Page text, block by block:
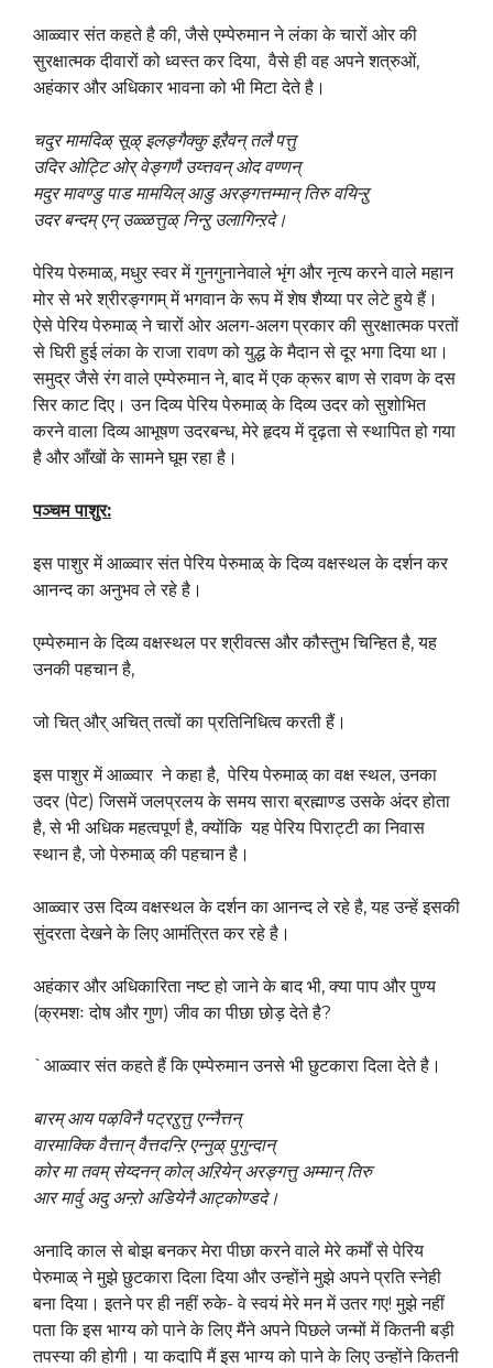
आळ्वार संत कहते है की, जैसे एम्पेरुमान ने लंका के चारों ओर की
सुरक्षात्मक दीवारों को ध्वस्त कर दिया, वैसे ही वह अपने शत्रुओं,
अहंकार और अधिकार भावना को भी मिटा देते है।
चदुर मामदिळ् सूऴ् इलङ्गैक्कु इऱैवन् तलै पत्तु
उदिर ओट्टि ओर् वेङ्गणै उय्त्तवन् ओद वण्णन्
मदुर मावण्डु पाड मामयिल् आडु अरङ्गत्तम्मान् तिरु वयिऱ्ऱु
उदर बन्दम् एन् उळ्ळत्तुळ् निन्ऱु उलागिन्ऱदे।
पेरिय पेरुमाळ्, मधुर स्वर में गुनगुनानेवाले भृंग और नृत्य करने वाले महान
मोर से भरे श्रीरङ्गगम् में भगवान के रूप में शेष शैय्या पर लेटे हुये हैं।
ऐसे पेरिय पेरुमाळ् ने चारों ओर अलग-अलग प्रकार की सुरक्षात्मक परतों
से घिरी हुई लंका के राजा रावण को युद्ध के मैदान से दूर भगा दिया था।
समुद्र जैसे रंग वाले एम्पेरुमान ने, बाद में एक क्रूर बाण से रावण के दस
सिर काट दिए। उन दिव्य पेरिय पेरुमाळ् के दिव्य उदर को सुशोभित
करने वाला दिव्य आभूषण उदरबन्ध, मेरे हृदय में दृढ़ता से स्थापित हो गया
है और आँखों के सामने घूम रहा है।
पञ्चम पाशुर:
इस पाशुर में आळ्वार संत पेरिय पेरुमाळ् के दिव्य वक्षस्थल के दर्शन कर
आनन्द का अनुभव ले रहे है।
एम्पेरुमान के दिव्य वक्षस्थल पर श्रीवत्स और कौस्तुभ चिन्हित है, यह
उनकी पहचान है,
जो चित् और् अचित् तत्वों का प्रतिनिधित्व करती हैं।
इस पाशुर में आळ्वार ने कहा है, पेरिय पेरुमाळ् का वक्ष स्थल, उनका
उदर (पेट) जिसमें जलप्रलय के समय सारा ब्रह्माण्ड उसके अंदर होता
है, से भी अधिक महत्वपूर्ण है, क्योंकि यह पेरिय पिराट्टी का निवास
स्थान है, जो पेरुमाळ् की पहचान है।
आळ्वार उस दिव्य वक्षस्थल के दर्शन का आनन्द ले रहे है, यह उन्हें इसकी
सुंदरता देखने के लिए आमंत्रित कर रहे है।
अहंकार और अधिकारिता नष्ट हो जाने के बाद भी, क्या पाप और पुण्य
(क्रमशः दोष और गुण) जीव का पीछा छोड़ देते है?
`आळ्वार संत कहते हैं कि एम्पेरुमान उनसे भी छुटकारा दिला देते है।
बारम् आय पऴविनै पट्रऱुत्तु एन्नैत्तन्
वारमाक्कि वैत्तान् वैत्तदन्ऱि एन्नुळ् पुगुन्दान्
कोर मा तवम् सेय्दनन् कोल् अऱियेन् अरङ्गत्तु अम्मान् तिरु
आर मार्वु अदु अन्ऱो अडियेनै आट्कोण्डदे।
अनादि काल से बोझ बनकर मेरा पीछा करने वाले मेरे कर्मों से पेरिय
पेरुमाळ् ने मुझे छुटकारा दिला दिया और उन्होंने मुझे अपने प्रति स्नेही
बना दिया। इतने पर ही नहीं रुके- वे स्वयं मेरे मन में उतर ग‌ए! मुझे नहीं
पता कि इस भाग्य को पाने के लिए मैंने अपने पिछले जन्मों में कितनी बड़ी
तपस्या की होगी। या कदापि मैं इस भाग्य को पाने के लिए उन्होंने कितनी